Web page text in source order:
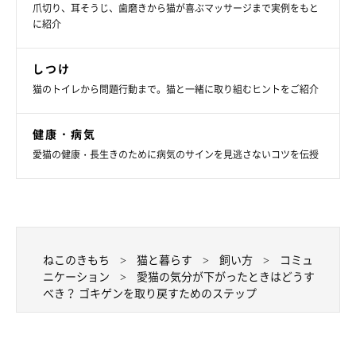
爪切り、耳そうじ、歯磨きから猫が喜ぶマッサージまで実例をもと
に紹介
しつけ
猫のトイレから問題行動まで。猫と一緒に取り組むヒントをご紹介
健康・病気
愛猫の健康・長生きのために病気のサインを見逃さないコツを伝授
ねこのきもち 猫と暮らす 飼い方
コミュ
ニケーション
愛猫の気分が下がったときはどうす
べき？ ゴキゲンを取り戻すためのステップ